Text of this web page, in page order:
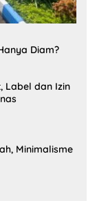
Diam?
Label dan Izin
Minimalisme